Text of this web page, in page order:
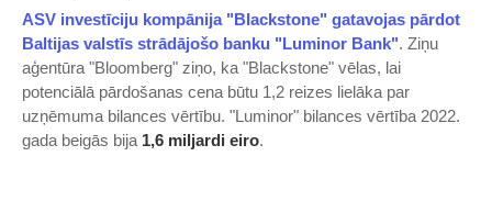
ASV investīciju kompānija "Blackstone" gatavojas pārdot
Baltijas valstīs strādājošo banku "Luminor Bank". Ziņu
aģentūra "Bloomberg" ziņo, ka "Blackstone" vēlas, lai
potenciālā pārdošanas cena būtu 1,2 reizes lielāka par
uzņēmuma bilances vērtību. "Luminor" bilances vērtība 2022.
gada beigās bija 1,6 miljardi eiro.